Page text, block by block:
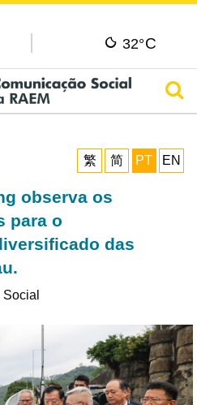
32°C
繁
简 PT EN
observa os
para o
das